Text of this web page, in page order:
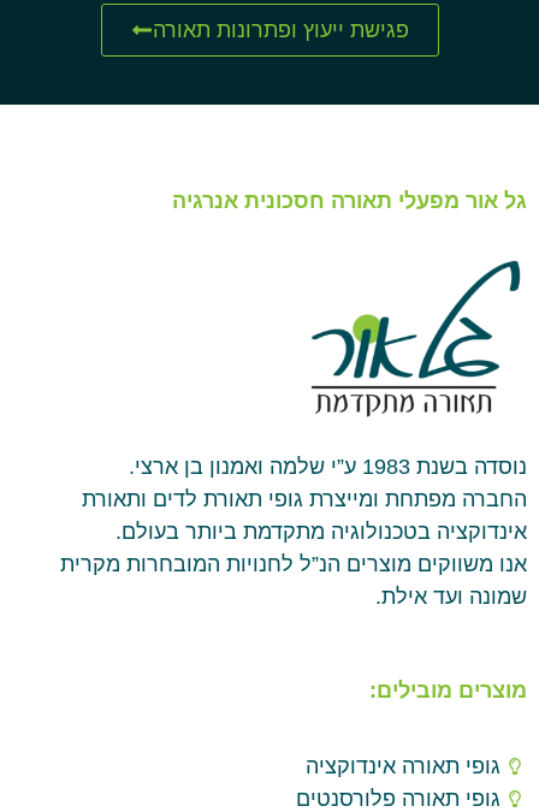
פגישת ייעוץ ופתרונות תאורה
גל אור מפעלי תאורה חסכונית אנרגיה
נוסדה בשנת 1983 ע”י שלמה ואמנון בן ארצי.
החברה מפתחת ומייצרת גופי תאורת לדים ותאורת
אינדוקציה בטכנולוגיה מתקדמת ביותר בעולם.
אנו משווקים מוצרים הנ”ל לחנויות המובחרות מקרית
שמונה ועד אילת.
מוצרים מובילים:
גופי תאורה אינדוקציה
גופי תאורה פלורסנטים